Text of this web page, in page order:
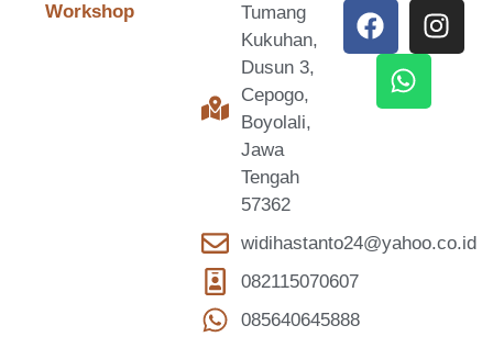
Workshop
Tumang
Kukuhan,
Dusun 3,
Cepogo,
Boyolali,
Jawa
Tengah
57362
widihastanto24@yahoo.co.id
082115070607
085640645888